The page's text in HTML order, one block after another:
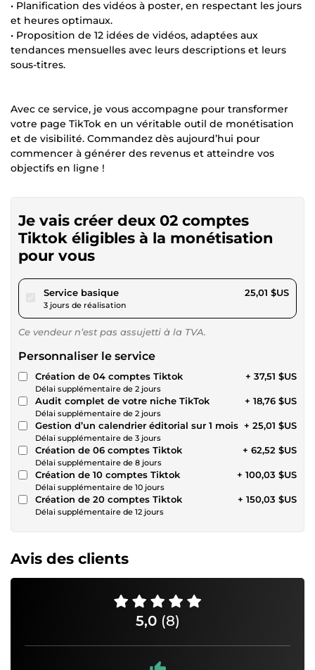
• Planification des vidéos à poster, en respectant les jours
et heures optimaux.
• Proposition de 12 idées de vidéos, adaptées aux
tendances mensuelles avec leurs descriptions et leurs
sous-titres.
Avec ce service, je vous accompagne pour transformer
votre page TikTok en un véritable outil de monétisation
et de visibilité. Commandez dès aujourd’hui pour
commencer à générer des revenus et atteindre vos
objectifs en ligne !
Je vais créer deux 02 comptes
Tiktok éligibles à la monétisation
pour vous
Service basiquepour 23,05 $US
3 jours de réalisation
25,01 $US
Ce vendeur n’est pas assujetti à la TVA.
Personnaliser le service
Création de 04 comptes Tiktok
Délai supplémentaire de 2 jours
+ 37,51 $US
Audit complet de votre niche TikTok
Délai supplémentaire de 2 jours
+ 18,76 $US
Gestion d’un calendrier éditorial sur 1 mois
Délai supplémentaire de 3 jours
+ 25,01 $US
Création de 06 comptes Tiktok
Délai supplémentaire de 8 jours
+ 62,52 $US
Création de 10 comptes Tiktok
Délai supplémentaire de 10 jours
+ 100,03 $US
Création de 20 comptes Tiktok
Délai supplémentaire de 12 jours
+ 150,03 $US
Avis des clients
5,0 (8)